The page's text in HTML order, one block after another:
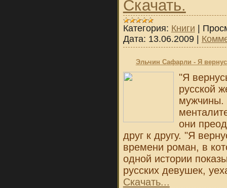
Скачать.
Категория: Книги
Дата: 13.06.2009
Эльчин Сафарли - Я
"Я
русской
мужчины.
они
друг к другу. "Я
времени роман, в
одной истории
русских девушек,
Скачать...